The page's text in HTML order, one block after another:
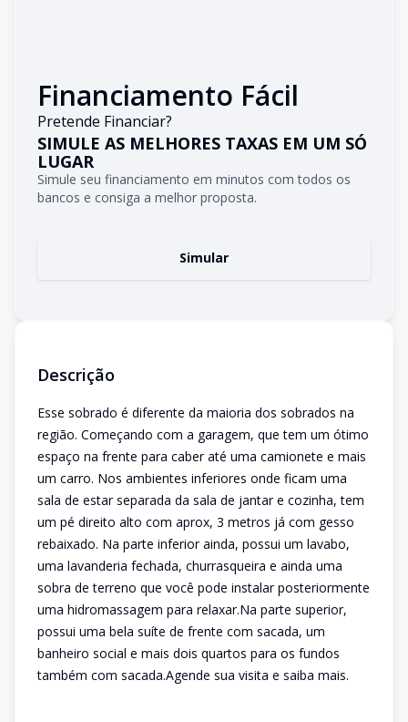
Financiamento Fácil
Pretende Financiar?
SIMULE AS MELHORES TAXAS EM UM SÓ
LUGAR
Simule seu financiamento em minutos com todos os
bancos e consiga a melhor proposta.
Simular
Descrição
Esse sobrado é diferente da maioria dos sobrados na
região. Começando com a garagem, que tem um ótimo
espaço na frente para caber até uma camionete e mais
um carro. Nos ambientes inferiores onde ficam uma
sala de estar separada da sala de jantar e cozinha, tem
um pé direito alto com aprox, 3 metros já com gesso
rebaixado. Na parte inferior ainda, possui um lavabo,
uma lavanderia fechada, churrasqueira e ainda uma
sobra de terreno que você pode instalar posteriormente
uma hidromassagem para relaxar.Na parte superior,
possui uma bela suíte de frente com sacada, um
banheiro social e mais dois quartos para os fundos
também com sacada.Agende sua visita e saiba mais.